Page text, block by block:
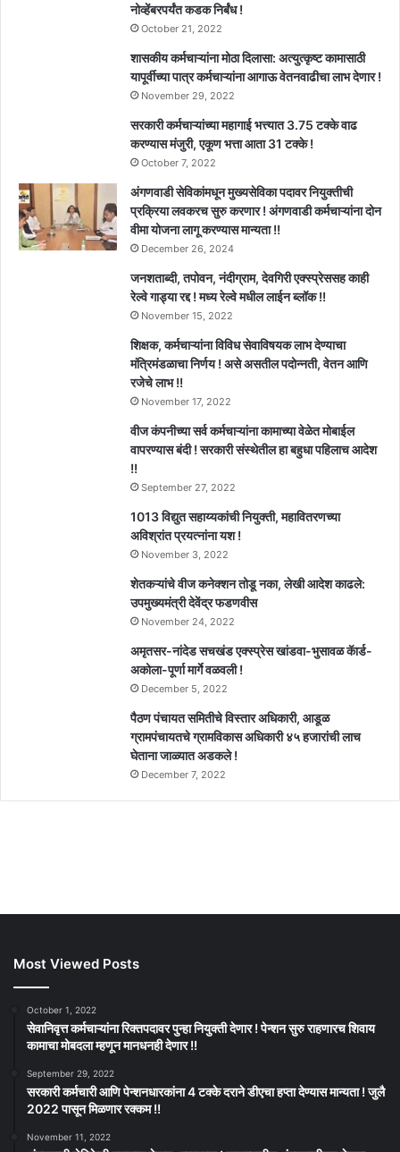
नोव्हेंबरपर्यंत कडक निर्बंध !
October 21, 2022
शासकीय कर्मचाऱ्यांना मोठा दिलासा: अत्युत्कृष्ट कामासाठी
यापूर्वीच्या पात्र कर्मचाऱ्यांना आगाऊ वेतनवाढीचा लाभ देणार !
November 29, 2022
सरकारी कर्मचाऱ्यांच्या महागाई भत्त्यात 3.75 टक्के वाढ
करण्यास मंजुरी, एकूण भत्ता आता 31 टक्के !
October 7, 2022
अंगणवाडी सेविकांमधून मुख्यसेविका पदावर नियुक्तीची
प्रक्रिया लवकरच सुरु करणार ! अंगणवाडी कर्मचाऱ्यांना दोन
वीमा योजना लागू करण्यास मान्यता !!
December 26, 2024
जनशताब्दी, तपोवन, नंदीग्राम, देवगिरी एक्स्प्रेससह काही
रेल्वे गाड्या रद्द ! मध्य रेल्वे मधील लाईन ब्लॉक !!
November 15, 2022
शिक्षक, कर्मचाऱ्यांना विविध सेवाविषयक लाभ देण्याचा
मंत्रिमंडळाचा निर्णय ! असे असतील पदोन्नती, वेतन आणि
रजेचे लाभ !!
November 17, 2022
वीज कंपनीच्या सर्व कर्मचाऱ्यांना कामाच्या वेळेत मोबाईल
वापरण्यास बंदी ! सरकारी संस्थेतील हा बहुधा पहिलाच आदेश
!!
September 27, 2022
1013 विद्युत सहाय्यकांची नियुक्ती, महावितरणच्या
अविश्रांत प्रयत्नांना यश !
November 3, 2022
शेतकऱ्यांचे वीज कनेक्शन तोडू नका, लेखी आदेश काढले:
उपमुख्यमंत्री देवेंद्र फडणवीस
November 24, 2022
अमृतसर-नांदेड सचखंड एक्स्प्रेस खांडवा-भुसावळ कॅार्ड-
अकोला-पूर्णा मार्गे वळवली !
December 5, 2022
पैठण पंचायत समितीचे विस्तार अधिकारी, आडूळ
ग्रामपंचायतचे ग्रामविकास अधिकारी ४५ हजारांची लाच
घेताना जाळ्यात अडकले !
December 7, 2022
Most Viewed Posts
October 1, 2022
सेवानिवृत्त कर्मचाऱ्यांना रिक्तपदावर पुन्हा नियुक्ती देणार ! पेन्शन सुरु राहणारच शिवाय
कामाचा मोबदला म्हणून मानधनही देणार !!
September 29, 2022
सरकारी कर्मचारी आणि पेन्शनधारकांना 4 टक्के दराने डीएचा हप्ता देण्यास मान्यता ! जुलै
2022 पासून मिळणार रक्कम !!
November 11, 2022